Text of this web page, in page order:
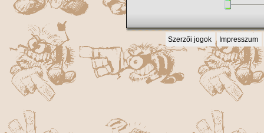
Szerzői jogok Impresszum